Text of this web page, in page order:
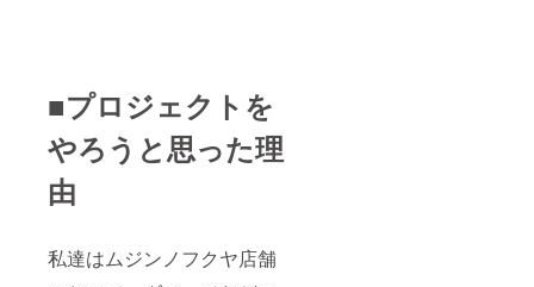
■プロジェクトを
やろうと思った理
由
私達はムジンノフクヤ店舗